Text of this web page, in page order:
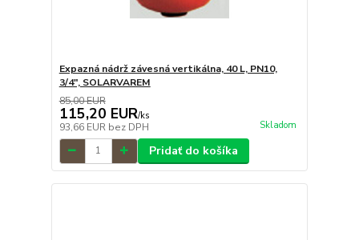
Expazná nádrž závesná vertikálna, 40 L, PN10,
3/4", SOLARVAREM
85,00 EUR
115,20 EUR/ks
93,66 EUR bez DPH Skladom
Pridať do košíka